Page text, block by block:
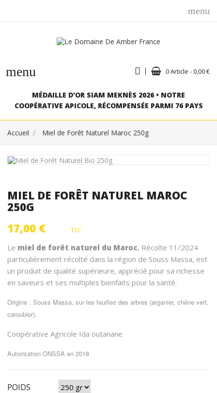
menu
menu 0 Article - 0,00 €
MÉDAILLE D'OR SIAM MEKNÈS 2026 • NOTRE
COOPÉRATIVE APICOLE, RÉCOMPENSÉE PARMI 76 PAYS
Accueil Miel de Forêt Naturel Maroc 250g
MIEL DE FORÊT NATUREL MAROC
250G
17,00 €
TTC
Le miel de forêt naturel du Maroc, Récolte 11/2024
particulièrement récolté dans la région de Souss Massa, est
un produit de qualité supérieure, apprécié pour sa richesse
en saveurs et ses multiples bienfaits pour la santé.
Origine : Souss Massa, sur les feuilles des arbres (arganier, chêne vert,
caroubier).
Coopérative Agricole Ida outanane
Autorisation ONSSA en 2018
POIDS